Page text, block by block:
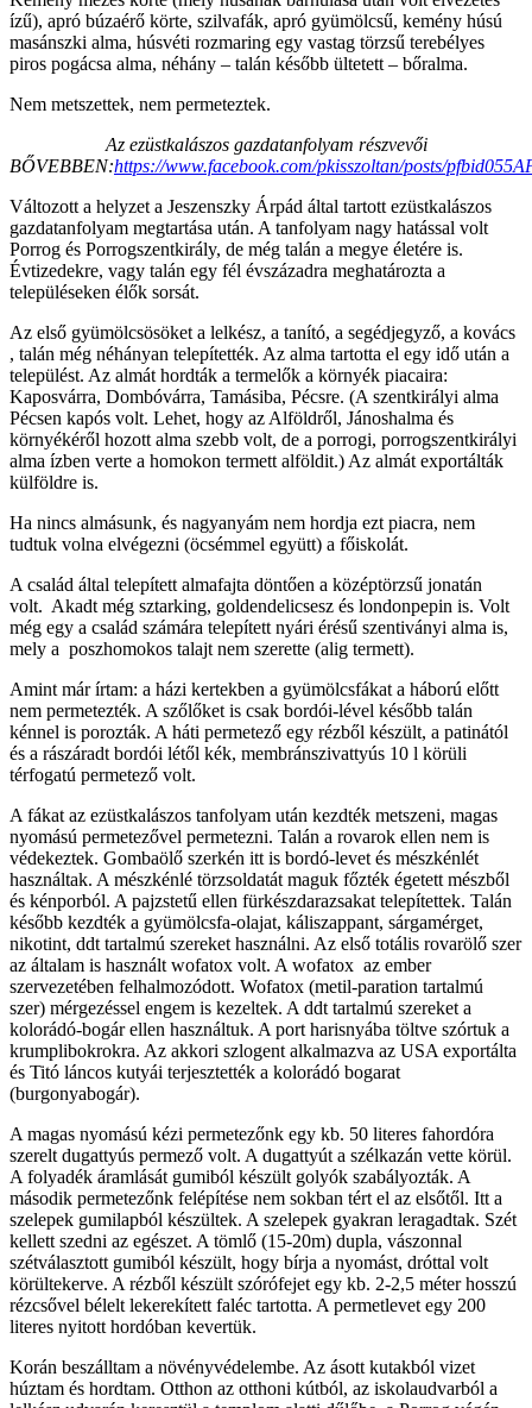
ízű), apró búzaérő körte, szilvafák, apró gyümölcsű, kemény húsú
masánszki alma, húsvéti rozmaring egy vastag törzsű terebélyes
piros pogácsa alma, néhány – talán később ültetett – bőralma.
Nem metszettek, nem permeteztek.
Az ezüstkalászos gazdatanfolyam részvevői
BŐVEBBEN:https://www.facebook.com/pkisszoltan/posts/
Változott a helyzet a Jeszenszky Árpád által tartott ezüstkalászos
gazdatanfolyam megtartása után. A tanfolyam nagy hatással volt
Porrog és Porrogszentkirály, de még talán a megye életére is.
Évtizedekre, vagy talán egy fél évszázadra meghatározta a
településeken élők sorsát.
Az első gyümölcsösöket a lelkész, a tanító, a segédjegyző, a kovács
, talán még néhányan telepítették. Az alma tartotta el egy idő után a
települést. Az almát hordták a termelők a környék piacaira:
Kaposvárra, Dombóvárra, Tamásiba, Pécsre. (A szentkirályi alma
Pécsen kapós volt. Lehet, hogy az Alföldről, Jánoshalma és
környékéről hozott alma szebb volt, de a porrogi, porrogszentkirályi
alma ízben verte a homokon termett alföldit.) Az almát exportálták
külföldre is.
Ha nincs almásunk, és nagyanyám nem hordja ezt piacra, nem
tudtuk volna elvégezni (öcsémmel együtt) a főiskolát.
A család által telepített almafajta döntően a középtörzsű jonatán
volt. Akadt még sztarking, goldendelicsesz és londonpepin is. Volt
még egy a család számára telepített nyári érésű szentiványi alma is,
mely a poszhomokos talajt nem szerette (alig termett).
Amint már írtam: a házi kertekben a gyümölcsfákat a háború előtt
nem permetezték. A szőlőket is csak bordói-lével később talán
kénnel is porozták. A háti permetező egy rézből készült, a patinától
és a rászáradt bordói létől kék, membránszivattyús 10 l körüli
térfogatú permetező volt.
A fákat az ezüstkalászos tanfolyam után kezdték metszeni, magas
nyomású permetezővel permetezni. Talán a rovarok ellen nem is
védekeztek. Gombaölő szerkén itt is bordó-levet és mészkénlét
használtak. A mészkénlé törzsoldatát maguk főzték égetett mészből
és kénporból. A pajzstetű ellen fürkészdarazsakat telepítettek. Talán
később kezdték a gyümölcsfa-olajat, káliszappant, sárgamérget,
nikotint, ddt tartalmú szereket használni. Az első totális rovarölő szer
az általam is használt wofatox volt. A wofatox az ember
szervezetében felhalmozódott. Wofatox (metil-paration tartalmú
szer) mérgezéssel engem is kezeltek. A ddt tartalmú szereket a
kolorádó-bogár ellen használtuk. A port harisnyába töltve szórtuk a
krumplibokrokra. Az akkori szlogent alkalmazva az USA exportálta
és Titó láncos kutyái terjesztették a kolorádó bogarat
(burgonyabogár).
A magas nyomású kézi permetezőnk egy kb. 50 literes fahordóra
szerelt dugattyús permező volt. A dugattyút a szélkazán vette körül.
A folyadék áramlását gumiból készült golyók szabályozták. A
második permetezőnk felépítése nem sokban tért el az elsőtől. Itt a
szelepek gumilapból készültek. A szelepek gyakran leragadtak. Szét
kellett szedni az egészet. A tömlő (15-20m) dupla, vászonnal
szétválasztott gumiból készült, hogy bírja a nyomást, dróttal volt
körültekerve. A rézből készült szórófejet egy kb. 2-2,5 méter hosszú
rézcsővel bélelt lekerekített faléc tartotta. A permetlevet egy 200
literes nyitott hordóban kevertük.
Korán beszálltam a növényvédelembe. Az ásott kutakból vizet
húztam és hordtam. Otthon az otthoni kútból, az iskolaudvarból a